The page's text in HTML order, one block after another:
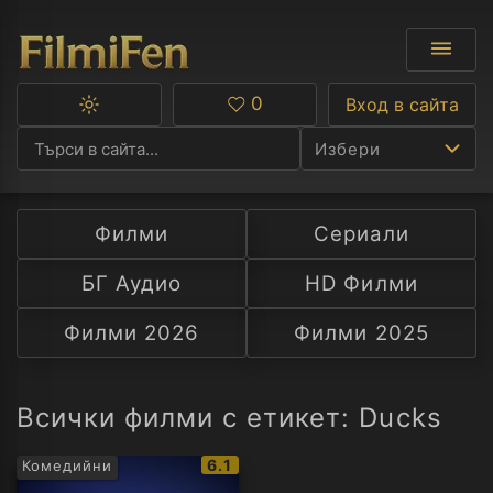
Избери
Ф
С
А
Превключване
тъмна
тема
Любими
0 Вход в сайта
Филми
Сериали
БГ Аудио
HD Филми
Филми 2026
Филми 2025
Всички филми с етикет: Ducks
Комедийни
IMDb
6.1